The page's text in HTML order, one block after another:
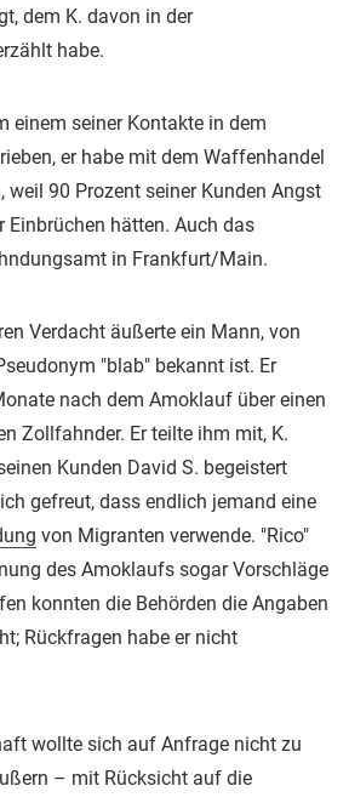
dem K. davon in der
habe.
einem seiner Kontakte in dem
er habe mit dem Waffenhandel
weil 90 Prozent seiner Kunden Angst
Einbrüchen hätten. Auch das
in Frankfurt/Main.
Verdacht äußerte ein Mann, von
"blab" bekannt ist. Er
nach dem Amoklauf über einen
Zollfahnder. Er teilte ihm mit, K.
Kunden David S. begeistert
gefreut, dass endlich jemand eine
von Migranten verwende. "Rico"
des Amoklaufs sogar Vorschläge
konnten die Behörden die Angaben
Rückfragen habe er nicht
wollte sich auf Anfrage nicht zu
– mit Rücksicht auf die